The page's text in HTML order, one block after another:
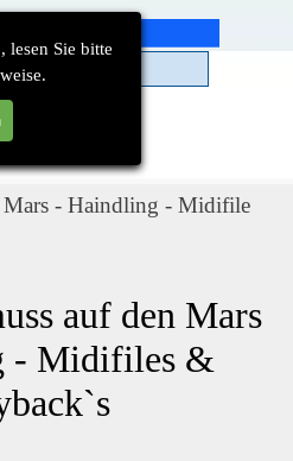
lesen Sie bitte
Menü überspringen
Mars - Haindling - Midifile
auf den Mars
- Midifiles &